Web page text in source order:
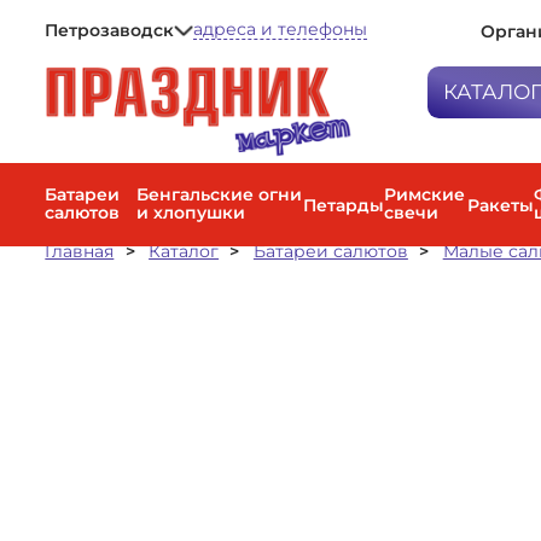
Петрозаводск
Мурманск
Санкт-Петербург
адреса и телефоны
Петарды
Римские
Батареи
салютов
Бенгальские огни
и хлопушки
ПетардыРимские
свечи
Ракеты
Главная
Каталог Батареи салютов Малые